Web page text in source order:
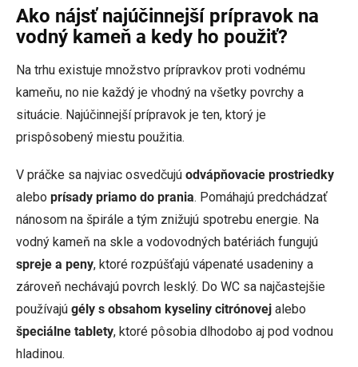
Ako nájsť najúčinnejší prípravok na
vodný kameň a kedy ho použiť?
Na trhu existuje množstvo prípravkov proti vodnému
kameňu, no nie každý je vhodný na všetky povrchy a
situácie. Najúčinnejší prípravok je ten, ktorý je
prispôsobený miestu použitia.
V práčke sa najviac osvedčujú odvápňovacie prostriedky
alebo prísady priamo do prania. Pomáhajú predchádzať
nánosom na špirále a tým znižujú spotrebu energie. Na
vodný kameň na skle a vodovodných batériách fungujú
spreje a peny, ktoré rozpúšťajú vápenaté usadeniny a
zároveň nechávajú povrch lesklý. Do WC sa najčastejšie
používajú gély s obsahom kyseliny citrónovej alebo
špeciálne tablety, ktoré pôsobia dlhodobo aj pod vodnou
hladinou.